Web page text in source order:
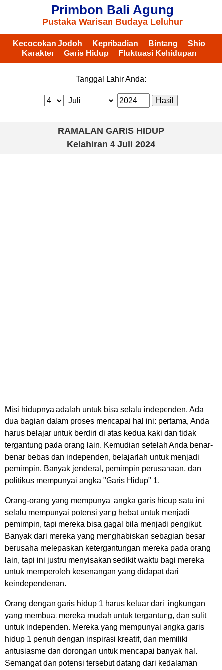
Primbon Bali Agung
Pustaka Warisan Budaya Leluhur
Kecocokan Jodoh Kepribadian Bintang
Shio
Karakter
Garis Hidup Fluktuasi Kehidupan
Tanggal Lahir Anda:
RAMALAN GARIS HIDUP
Kelahiran 4 Juli 2024
Misi hidupnya adalah untuk bisa selalu independen. Ada
dua bagian dalam proses mencapai hal ini: pertama, Anda
harus belajar untuk berdiri di atas kedua kaki dan tidak
tergantung pada orang lain. Kemudian setelah Anda benar-
benar bebas dan independen, belajarlah untuk menjadi
pemimpin. Banyak jenderal, pemimpin perusahaan, dan
politikus mempunyai angka "Garis Hidup" 1.
Orang-orang yang mempunyai angka garis hidup satu ini
selalu mempunyai potensi yang hebat untuk menjadi
pemimpin, tapi mereka bisa gagal bila menjadi pengikut.
Banyak dari mereka yang menghabiskan sebagian besar
berusaha melepaskan ketergantungan mereka pada orang
lain, tapi ini justru menyisakan sedikit waktu bagi mereka
untuk memperoleh kesenangan yang didapat dari
keindependenan.
Orang dengan garis hidup 1 harus keluar dari lingkungan
yang membuat mereka mudah untuk tergantung, dan sulit
untuk independen. Mereka yang mempunyai angka garis
hidup 1 penuh dengan inspirasi kreatif, dan memiliki
antusiasme dan dorongan untuk mencapai banyak hal.
Semangat dan potensi tersebut datang dari kedalaman